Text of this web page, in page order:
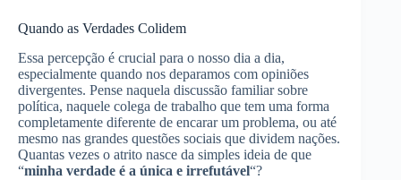
Quando as Verdades Colidem
Essa percepção é crucial para o nosso dia a dia,
especialmente quando nos deparamos com opiniões
divergentes. Pense naquela discussão familiar sobre
política, naquele colega de trabalho que tem uma forma
completamente diferente de encarar um problema, ou até
mesmo nas grandes questões sociais que dividem nações.
Quantas vezes o atrito nasce da simples ideia de que
“minha verdade é a única e irrefutável“?